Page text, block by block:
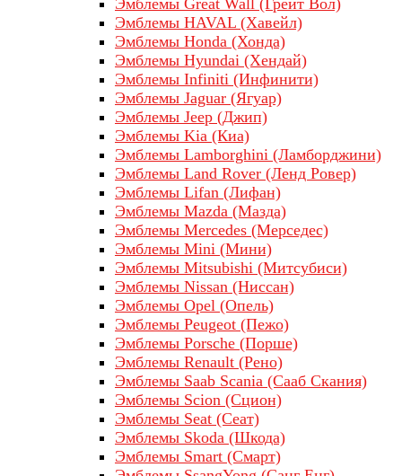
Эмблемы Great Wall (Грейт Вол)
Эмблемы HAVAL (Хавейл)
Эмблемы Honda (Хонда)
Эмблемы Hyundai (Хендай)
Эмблемы Infiniti (Инфинити)
Эмблемы Jaguar (Ягуар)
Эмблемы Jeep (Джип)
Эмблемы Kia (Киа)
Эмблемы Lamborghini (Ламборджини)
Эмблемы Land Rover (Ленд Ровер)
Эмблемы Lifan (Лифан)
Эмблемы Mazda (Мазда)
Эмблемы Mercedes (Мерседес)
Эмблемы Mini (Мини)
Эмблемы Mitsubishi (Митсубиси)
Эмблемы Nissan (Ниссан)
Эмблемы Opel (Опель)
Эмблемы Peugeot (Пежо)
Эмблемы Porsche (Порше)
Эмблемы Renault (Рено)
Эмблемы Saab Scania (Сааб Скания)
Эмблемы Scion (Сцион)
Эмблемы Seat (Сеат)
Эмблемы Skoda (Шкода)
Эмблемы Smart (Смарт)